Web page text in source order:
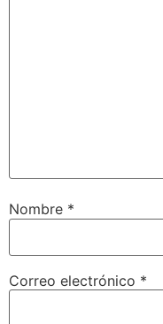
Nombre *
Correo electrónico *